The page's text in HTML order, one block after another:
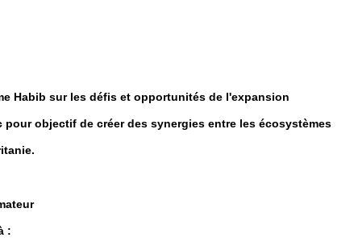
Habib sur les défis et opportunités de l'expansion
pour objectif de créer des synergies entre les écosystèmes
: